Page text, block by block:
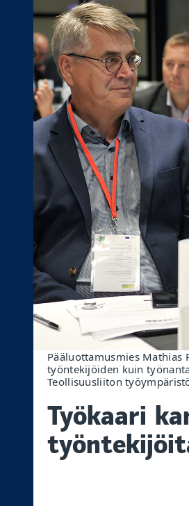
Pääluottamusmies
työntekijöiden kuin
Teollisuusliiton
Työkaari